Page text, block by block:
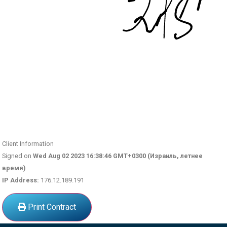
Client Information
Signed onWed Aug 02 2023 16:38:46 GMT+0300 (Израиль, летнее
время)
IP Address: 176.12.189.191
Print Contract